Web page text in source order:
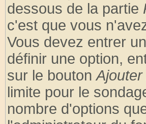
dessous de la partie
c'est que vous
Vous devez entrer
définir une option,
sur le bouton
limite pour le
nombre d'options